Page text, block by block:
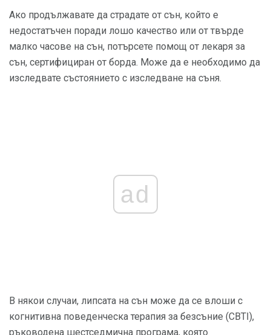
Ако продължавате да страдате от сън, който е
недостатъчен поради лошо качество или от твърде
малко часове на сън, потърсете помощ от лекаря за
сън, сертифициран от борда. Може да е необходимо да
изследвате състоянието с изследване на съня.
ad
В някои случаи, липсата на сън може да се влоши с
когнитивна поведенческа терапия за безсъние (CBTI),
ръководена шестседмична програма, която